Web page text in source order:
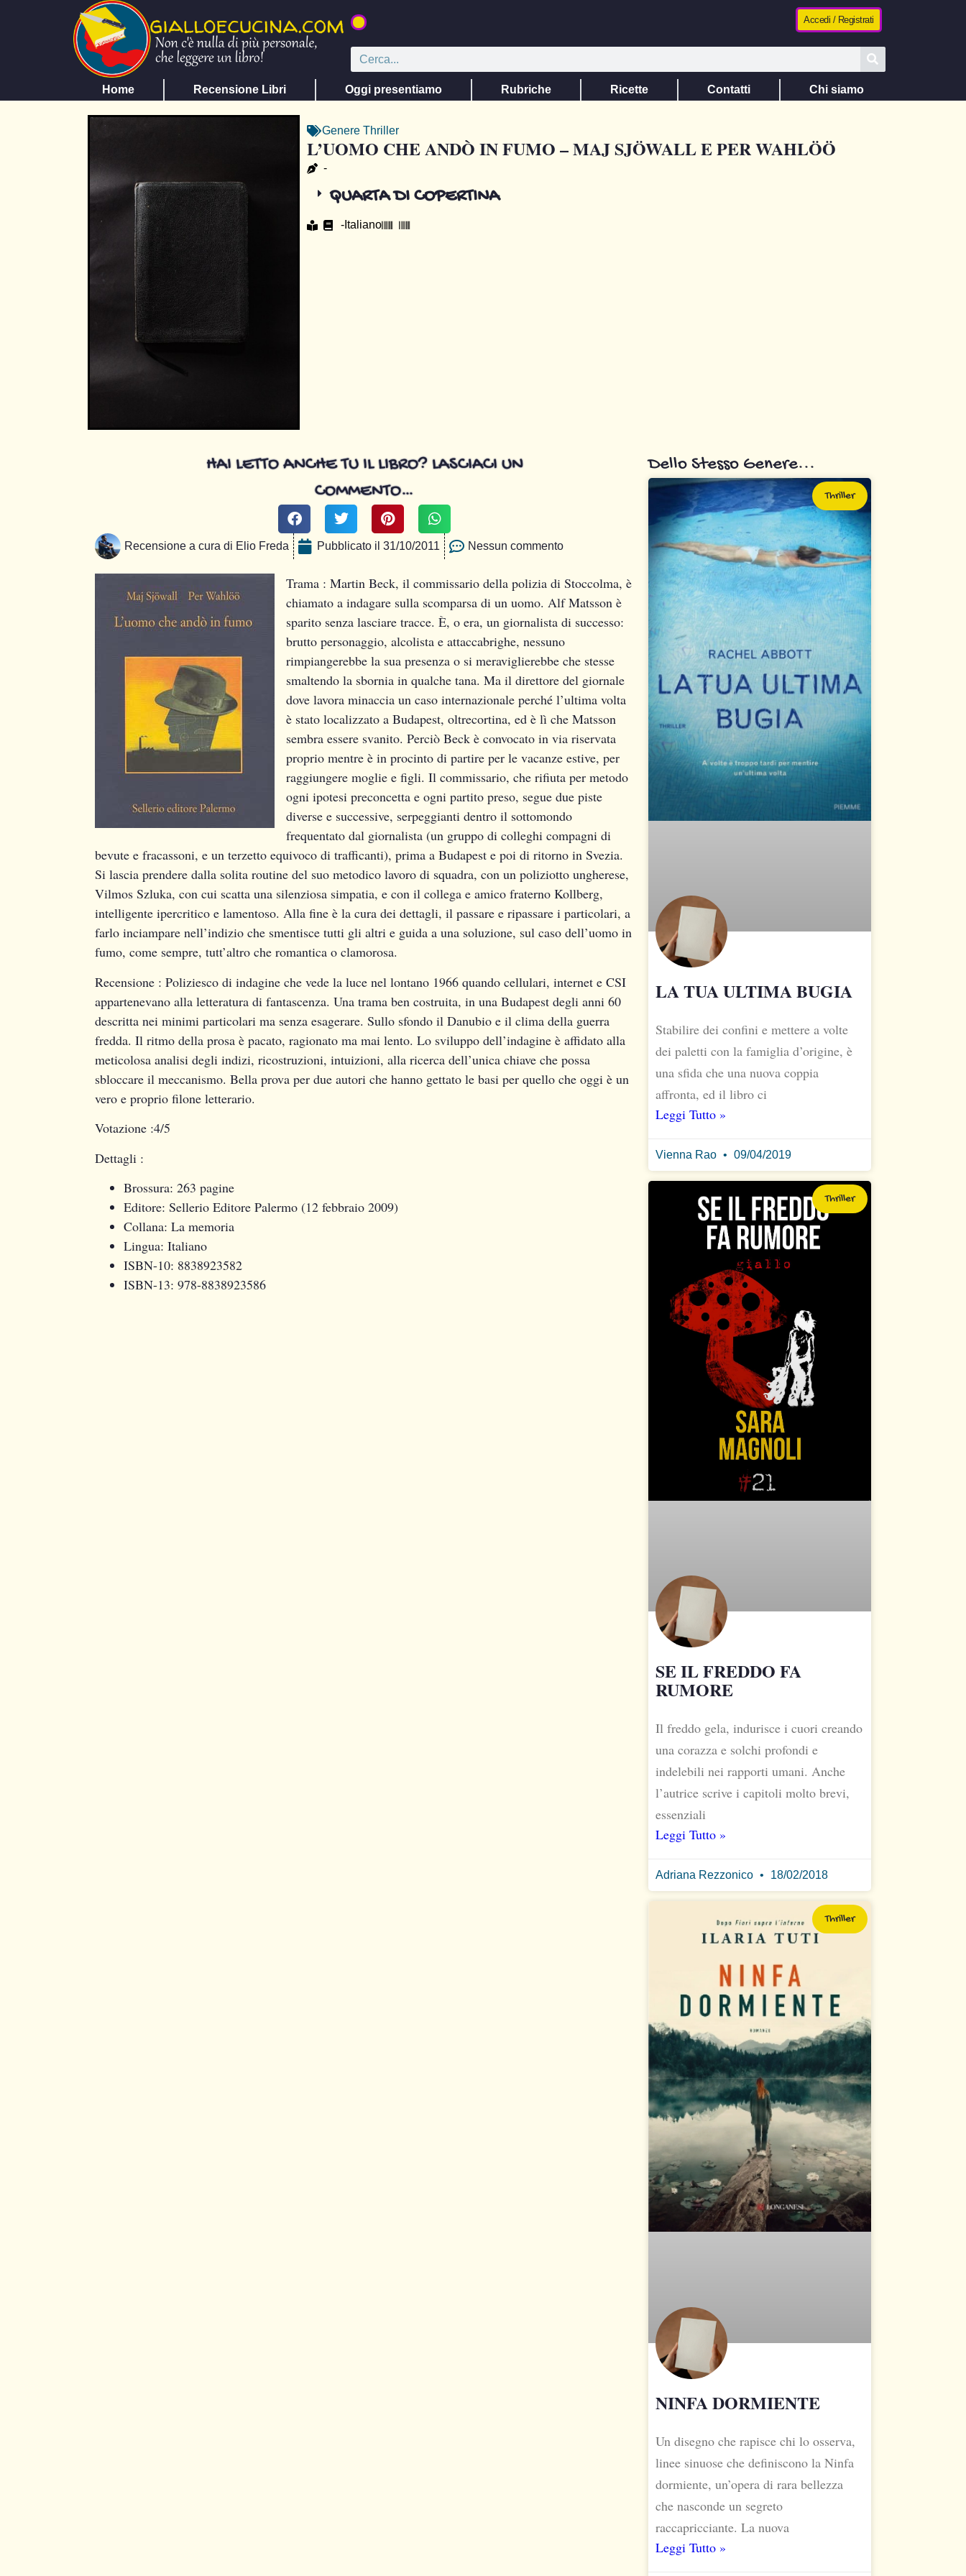
Accedi / Registrati
Home Recensione Libri Oggi presentiamo Rubriche Ricette Contatti Chi siamo
Genere Thriller
L’UOMO CHE ANDÒ IN FUMO – MAJ SJÖWALL E PER WAHLÖÖ
-
QUARTA DI COPERTINA
- Italiano
HAI LETTO ANCHE TU IL LIBRO? LASCIACI UN
COMMENTO…
Recensione a cura di Elio Freda Pubblicato il 31/10/2011 Nessun commento
Trama : Martin Beck, il commissario della polizia di Stoccolma, è
chiamato a indagare sulla scomparsa di un uomo. Alf Matsson è
sparito senza lasciare tracce. È, o era, un giornalista di successo:
brutto personaggio, alcolista e attaccabrighe, nessuno
rimpiangerebbe la sua presenza o si meraviglierebbe che stesse
smaltendo la sbornia in qualche tana. Ma il direttore del giornale
dove lavora minaccia un caso internazionale perché l’ultima volta
è stato localizzato a Budapest, oltrecortina, ed è lì che Matsson
sembra essere svanito. Perciò Beck è convocato in via riservata
proprio mentre è in procinto di partire per le vacanze estive, per
raggiungere moglie e figli. Il commissario, che rifiuta per metodo
ogni ipotesi preconcetta e ogni partito preso, segue due piste
diverse e successive, serpeggianti dentro il sottomondo
frequentato dal giornalista (un gruppo di colleghi compagni di
bevute e fracassoni, e un terzetto equivoco di trafficanti), prima a Budapest e poi di ritorno in Svezia.
Si lascia prendere dalla solita routine del suo metodico lavoro di squadra, con un poliziotto ungherese,
Vilmos Szluka, con cui scatta una silenziosa simpatia, e con il collega e amico fraterno Kollberg,
intelligente ipercritico e lamentoso. Alla fine è la cura dei dettagli, il passare e ripassare i particolari, a
farlo inciampare nell’indizio che smentisce tutti gli altri e guida a una soluzione, sul caso dell’uomo in
fumo, come sempre, tutt’altro che romantica o clamorosa.
Recensione : Poliziesco di indagine che vede la luce nel lontano 1966 quando cellulari, internet e CSI
appartenevano alla letteratura di fantascenza. Una trama ben costruita, in una Budapest degli anni 60
descritta nei minimi particolari ma senza esagerare. Sullo sfondo il Danubio e il clima della guerra
fredda. Il ritmo della prosa è pacato, ragionato ma mai lento. Lo sviluppo dell’indagine è affidato alla
meticolosa analisi degli indizi, ricostruzioni, intuizioni, alla ricerca dell’unica chiave che possa
sbloccare il meccanismo. Bella prova per due autori che hanno gettato le basi per quello che oggi è un
vero e proprio filone letterario.
Votazione :4/5
Dettagli :
Brossura: 263 pagine
Editore: Sellerio Editore Palermo (12 febbraio 2009)
Collana: La memoria
Lingua: Italiano
ISBN-10: 8838923582
ISBN-13: 978-8838923586
Dello Stesso Genere...
Thriller
LA TUA ULTIMA BUGIA
Stabilire dei confini e mettere a volte
dei paletti con la famiglia d’origine, è
una sfida che una nuova coppia
affronta, ed il libro ci
Leggi Tutto »
Vienna Rao 09/04/2019
Thriller
SE IL FREDDO FA
RUMORE
Il freddo gela, indurisce i cuori creando
una corazza e solchi profondi e
indelebili nei rapporti umani. Anche
l’autrice scrive i capitoli molto brevi,
essenziali
Leggi Tutto »
Adriana Rezzonico 18/02/2018
Thriller
NINFA DORMIENTE
Un disegno che rapisce chi lo osserva,
linee sinuose che definiscono la Ninfa
dormiente, un’opera di rara bellezza
che nasconde un segreto
raccapricciante. La nuova
Leggi Tutto »